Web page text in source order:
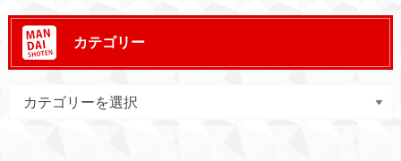
カテゴリー